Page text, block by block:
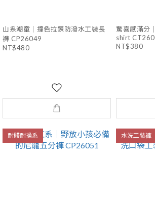
山系潮童｜撞色拉鍊防潑水工裝長
褲 CP26049
NT$480
驚喜感滿分
shirt
NT$380
耐髒耐操系 水洗工裝褲